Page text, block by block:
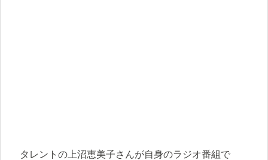
タレントの上沼恵美子さんが自身のラジオ番組で